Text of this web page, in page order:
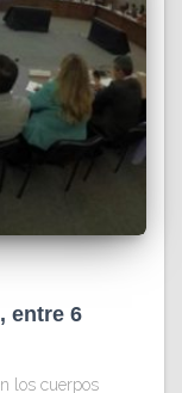
entre 6
los cuerpos